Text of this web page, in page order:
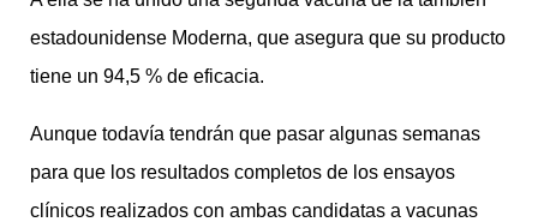
estadounidense Moderna, que asegura que su producto
tiene un 94,5 % de eficacia.
Aunque todavía tendrán que pasar algunas semanas
para que los resultados completos de los ensayos
clínicos realizados con ambas candidatas a vacunas